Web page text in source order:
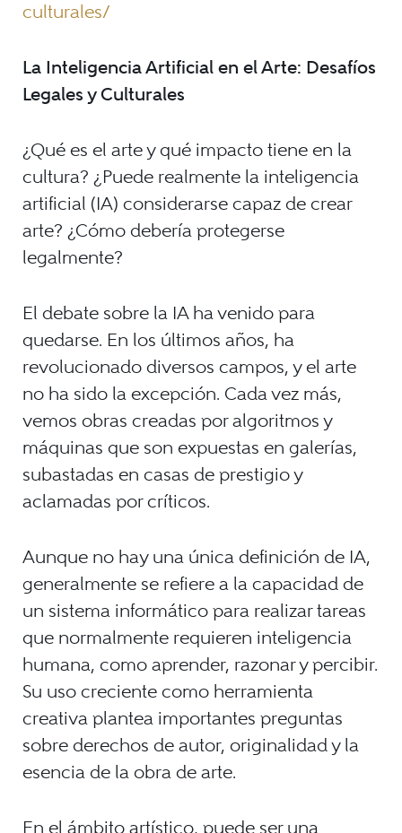
culturales/
La Inteligencia Artificial en el Arte: Desafíos
Legales y Culturales
¿Qué es el arte y qué impacto tiene en la
cultura? ¿Puede realmente la inteligencia
artificial (IA) considerarse capaz de crear
arte? ¿Cómo debería protegerse
legalmente?
El debate sobre la IA ha venido para
quedarse. En los últimos años, ha
revolucionado diversos campos, y el arte
no ha sido la excepción. Cada vez más,
vemos obras creadas por algoritmos y
máquinas que son expuestas en galerías,
subastadas en casas de prestigio y
aclamadas por críticos.
Aunque no hay una única definición de IA,
generalmente se refiere a la capacidad de
un sistema informático para realizar tareas
que normalmente requieren inteligencia
humana, como aprender, razonar y percibir.
Su uso creciente como herramienta
creativa plantea importantes preguntas
sobre derechos de autor, originalidad y la
esencia de la obra de arte.
En el ámbito artístico, puede ser una